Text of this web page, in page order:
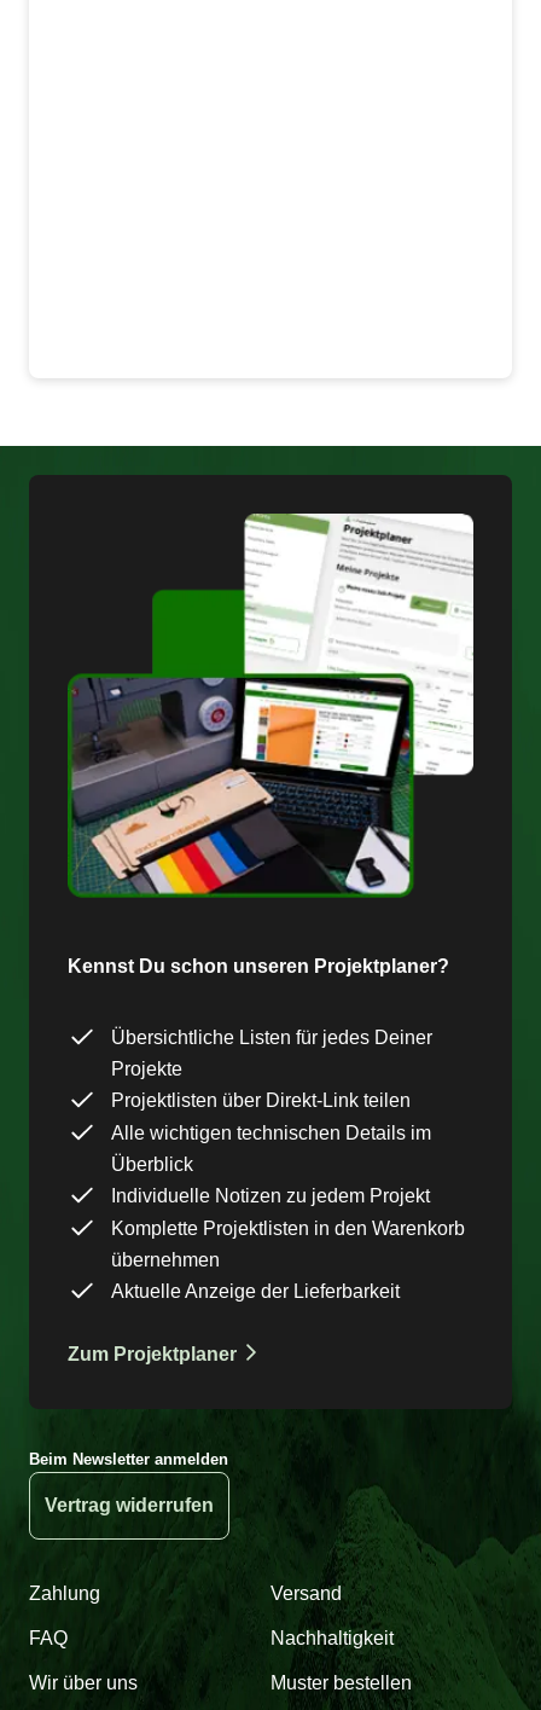
Kennst Du schon unseren Projektplaner?
Übersichtliche Listen für jedes Deiner
Projekte
Projektlisten über Direkt-Link teilen
Alle wichtigen technischen Details im
Überblick
Individuelle Notizen zu jedem Projekt
Komplette Projektlisten in den Warenkorb
übernehmen
Aktuelle Anzeige der Lieferbarkeit
Zum Projektplaner
Beim Newsletter anmelden
Vertrag widerrufen
Zahlung Versand
FAQ Nachhaltigkeit
Wir über uns Muster bestellen